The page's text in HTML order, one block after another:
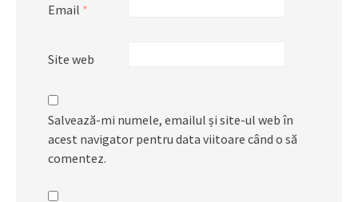
Email *
Site web
Salvează-mi numele, emailul și site-ul web în
acest navigator pentru data viitoare când o să
comentez.